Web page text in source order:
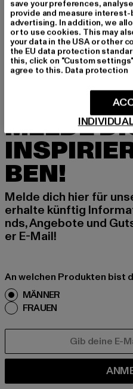
BRANDIT
Boxershort
13,99 EUR
Derzeitiger Preis: 13,99 EUR
MELDE
BEN!
Melde dich hier für
erhalte künftig
nds, Angebote und
er E-Mail!
An welchen Produkten bist
MÄNNER
FRAUEN
save your preferences,
provide and measure
advertising. In addition, we
or to use cookies. This may
your data in the USA or other
the EU data protection
this, click on "Custom
agree to this. Data protection